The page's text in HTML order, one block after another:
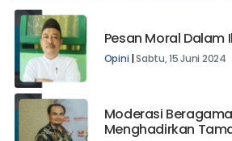
Pesan Moral Dalam
Opini |Sabtu, 15 Juni 2024
Moderasi Beragama
Menghadirkan